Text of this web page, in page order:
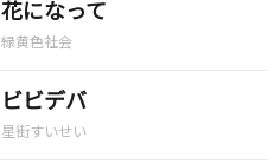
花になって
緑黄色社会
ビビデバ
星街すいせい